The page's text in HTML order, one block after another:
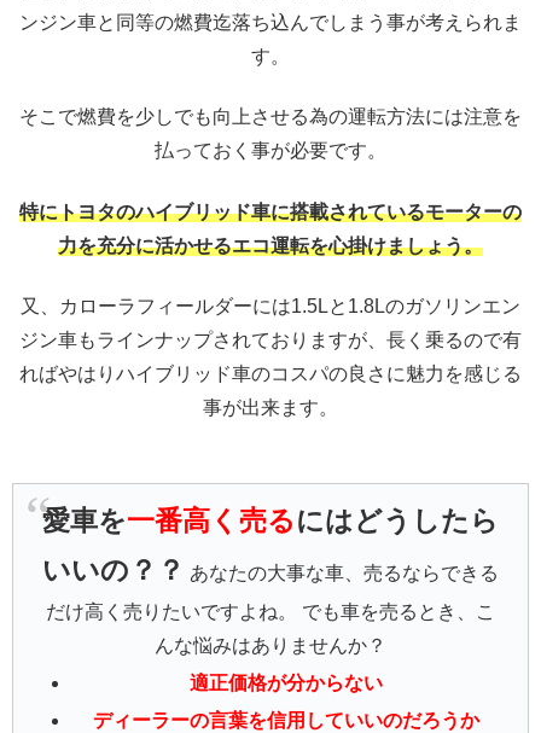
ンジン車と同等の燃費迄落ち込んでしまう事が考えられま
す。
そこで燃費を少しでも向上させる為の運転方法には注意を
払っておく事が必要です。
特にトヨタのハイブリッド車に搭載されているモーターの
力を充分に活かせるエコ運転を心掛けましょう。
又、カローラフィールダーには1.5Lと1.8Lのガソリンエン
ジン車もラインナップされておりますが、長く乗るので有
ればやはりハイブリッド車のコスパの良さに魅力を感じる
事が出来ます。
愛車を一番高く売るにはどうしたら
いいの？？ あなたの大事な車、売るならできる
だけ高く売りたいですよね。 でも車を売るとき、こ
んな悩みはありませんか？
適正価格が分からない
ディーラーの言葉を信用していいのだろうか